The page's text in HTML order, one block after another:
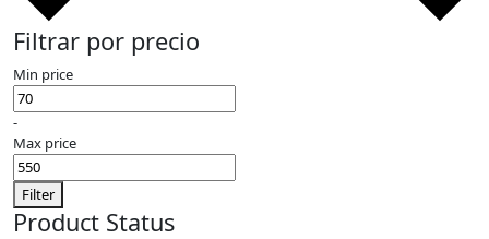
Filtrar por precio
Min price
-
Max price
Filter
Product Status